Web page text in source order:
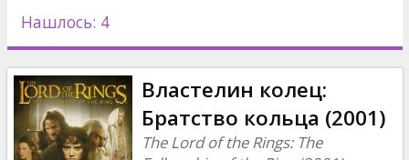
Новости
Подарки
Кинозакуски
Нашлось: 4
Властелин колец:
Братство кольца (2001)
The Lord of the Rings: The